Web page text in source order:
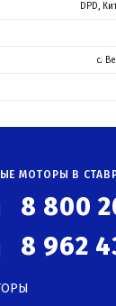
DPD,
с.
МОТОРЫ В
8 800
8 962